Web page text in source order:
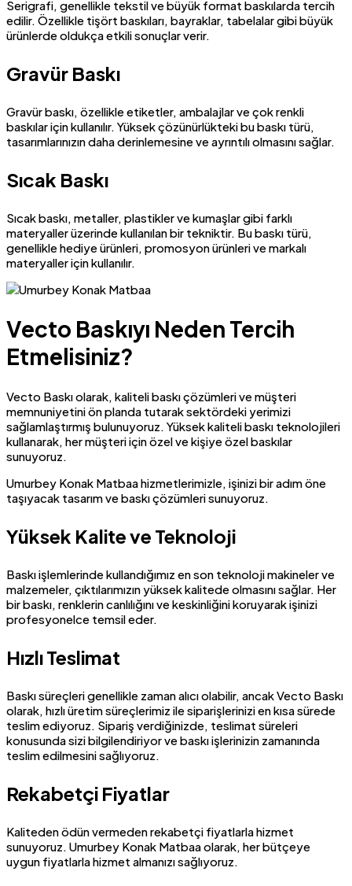
Serigrafi, genellikle tekstil ve büyük format baskılarda tercih
edilir. Özellikle tişört baskıları, bayraklar, tabelalar gibi büyük
ürünlerde oldukça etkili sonuçlar verir.
Gravür Baskı
Gravür baskı, özellikle etiketler, ambalajlar ve çok renkli
baskılar için kullanılır. Yüksek çözünürlükteki bu baskı türü,
tasarımlarınızın daha derinlemesine ve ayrıntılı olmasını sağlar.
Sıcak Baskı
Sıcak baskı, metaller, plastikler ve kumaşlar gibi farklı
materyaller üzerinde kullanılan bir tekniktir. Bu baskı türü,
genellikle hediye ürünleri, promosyon ürünleri ve markalı
materyaller için kullanılır.
Vecto Baskıyı Neden Tercih
Etmelisiniz?
Vecto Baskı olarak, kaliteli baskı çözümleri ve müşteri
memnuniyetini ön planda tutarak sektördeki yerimizi
sağlamlaştırmış bulunuyoruz. Yüksek kaliteli baskı teknolojileri
kullanarak, her müşteri için özel ve kişiye özel baskılar
sunuyoruz.
Umurbey Konak Matbaa hizmetlerimizle, işinizi bir adım öne
taşıyacak tasarım ve baskı çözümleri sunuyoruz.
Yüksek Kalite ve Teknoloji
Baskı işlemlerinde kullandığımız en son teknoloji makineler ve
malzemeler, çıktılarımızın yüksek kalitede olmasını sağlar. Her
bir baskı, renklerin canlılığını ve keskinliğini koruyarak işinizi
profesyonelce temsil eder.
Hızlı Teslimat
Baskı süreçleri genellikle zaman alıcı olabilir, ancak Vecto Baskı
olarak, hızlı üretim süreçlerimiz ile siparişlerinizi en kısa sürede
teslim ediyoruz. Sipariş verdiğinizde, teslimat süreleri
konusunda sizi bilgilendiriyor ve baskı işlerinizin zamanında
teslim edilmesini sağlıyoruz.
Rekabetçi Fiyatlar
Kaliteden ödün vermeden rekabetçi fiyatlarla hizmet
sunuyoruz. Umurbey Konak Matbaa olarak, her bütçeye
uygun fiyatlarla hizmet almanızı sağlıyoruz.